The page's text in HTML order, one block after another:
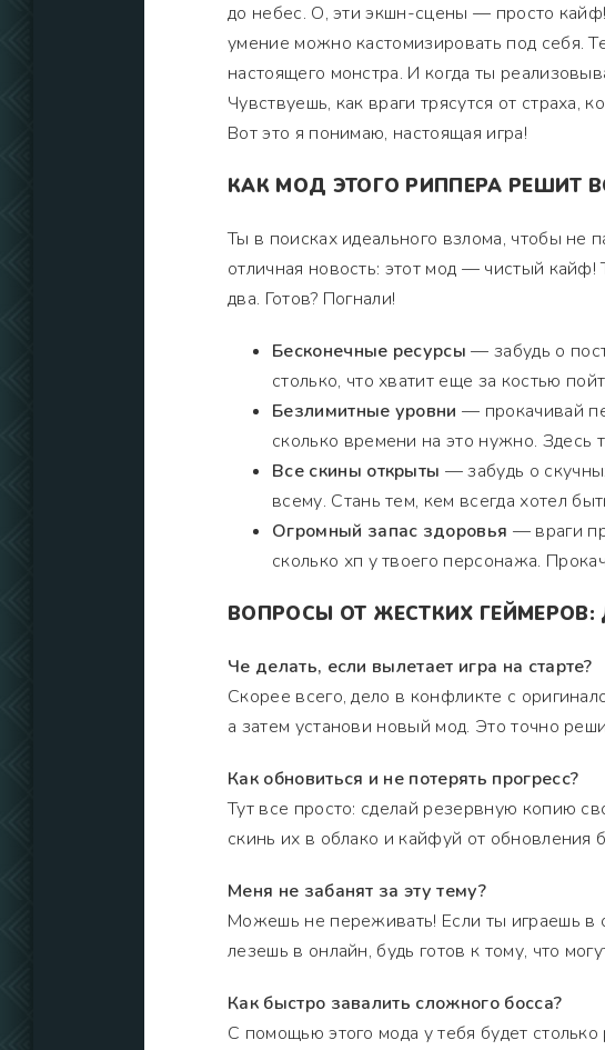
до небес. О, эти экшн-сцены — просто
умение можно кастомизировать под себя.
настоящего монстра. И когда ты
Чувствуешь, как враги трясутся от
Вот это я понимаю, настоящая игра!
КАК МОД ЭТОГО РИППЕРА РЕШИТ
Ты в поисках идеального взлома, чтобы не
отличная новость: этот мод — чистый
два. Готов? Погнали!
Бесконечные ресурсы — забудь о
столько, что хватит еще за костью
Безлимитные уровни — прокачивай
сколько времени на это нужно. Здесь
Все скины открыты — забудь о
всему. Стань тем, кем всегда хотел
Огромный запас здоровья — враги
сколько хп у твоего персонажа.
ВОПРОСЫ ОТ ЖЕСТКИХ ГЕЙМЕРОВ:
Че делать, если вылетает игра на старте?
Скорее всего, дело в конфликте с
а затем установи новый мод. Это точно
Как обновиться и не потерять прогресс?
Тут все просто: сделай резервную копию
скинь их в облако и кайфуй от обновления
Меня не забанят за эту тему?
Можешь не переживать! Если ты играешь в
лезешь в онлайн, будь готов к тому, что
Как быстро завалить сложного босса?
С помощью этого мода у тебя будет